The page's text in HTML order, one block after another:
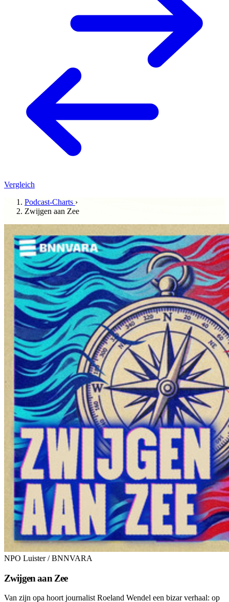
Vergleich
Podcast-Charts ›
Zwijgen aan Zee
NPO Luister / BNNVARA
Zwijgen aan Zee
Van zijn opa hoort journalist Roeland Wendel een bizar verhaal: op